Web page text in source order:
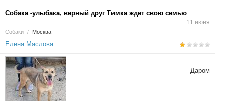
Собака -улыбака, верный друг Тимка ждет свою семью
11 июня
Собаки / Москва
Елена Маслова
Даром